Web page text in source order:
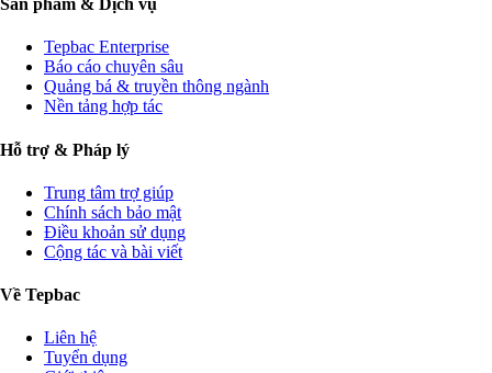
Sản phẩm & Dịch vụ
Tepbac Enterprise
Báo cáo chuyên sâu
Quảng bá & truyền thông ngành
Nền tảng hợp tác
Hỗ trợ & Pháp lý
Trung tâm trợ giúp
Chính sách bảo mật
Điều khoản sử dụng
Cộng tác và bài viết
Về Tepbac
Liên hệ
Tuyển dụng